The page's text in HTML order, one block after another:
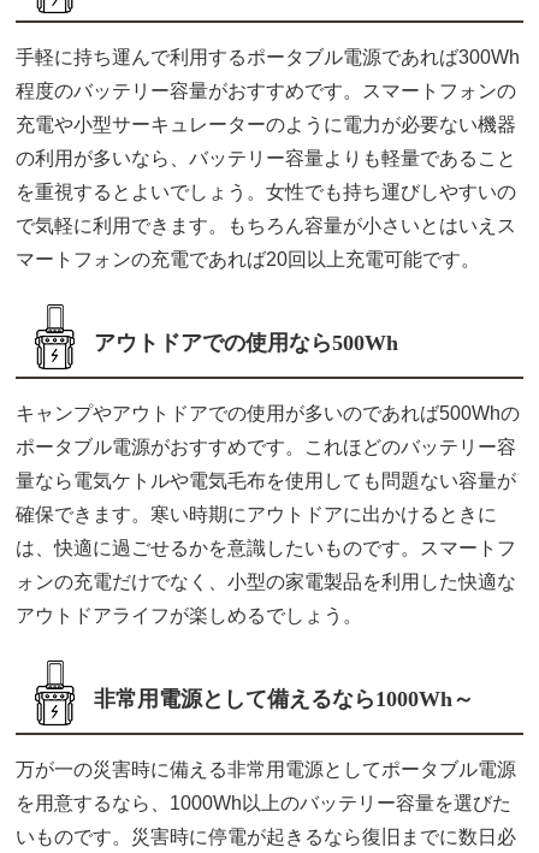
手軽に持ち運んで利用するポータブル電源であれば300Wh
程度のバッテリー容量がおすすめです。スマートフォンの
充電や小型サーキュレーターのように電力が必要ない機器
の利用が多いなら、バッテリー容量よりも軽量であること
を重視するとよいでしょう。女性でも持ち運びしやすいの
で気軽に利用できます。もちろん容量が小さいとはいえス
マートフォンの充電であれば20回以上充電可能です。
アウトドアでの使用なら500Wh
キャンプやアウトドアでの使用が多いのであれば500Whの
ポータブル電源がおすすめです。これほどのバッテリー容
量なら電気ケトルや電気毛布を使用しても問題ない容量が
確保できます。寒い時期にアウトドアに出かけるときに
は、快適に過ごせるかを意識したいものです。スマートフ
ォンの充電だけでなく、小型の家電製品を利用した快適な
アウトドアライフが楽しめるでしょう。
非常用電源として備えるなら1000Wh～
万が一の災害時に備える非常用電源としてポータブル電源
を用意するなら、1000Wh以上のバッテリー容量を選びた
いものです。災害時に停電が起きるなら復旧までに数日必